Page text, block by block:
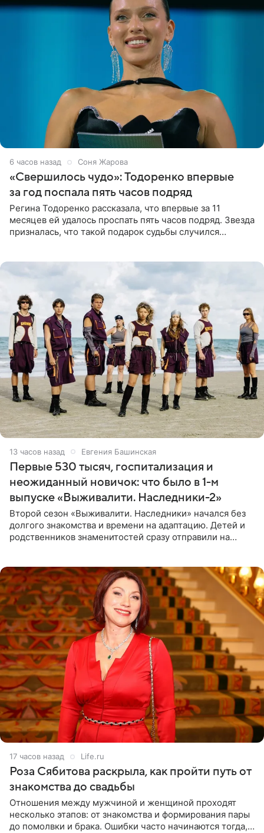
6 часов назад Соня Жарова
«Свершилось чудо»: Тодоренко впервые
за год поспала пять часов подряд
Регина Тодоренко рассказала, что впервые за 11
месяцев ей удалось проспать пять часов подряд. Звезда
призналась, что такой подарок судьбы случился
13 часов назад Евгения Башинская
Первые 530 тысяч, госпитализация и
неожиданный новичок: что было в 1-м
выпуске «Выживалити. Наследники-2»
Второй сезон «Выживалити. Наследники» начался без
долгого знакомства и времени на адаптацию. Детей и
родственников знаменитостей сразу отправили на
17 часов назад Life.ru
Роза Сябитова раскрыла, как пройти путь от
знакомства до свадьбы
Отношения между мужчиной и женщиной проходят
несколько этапов: от знакомства и формирования пары
до помолвки и брака. Ошибки часто начинаются тогда,